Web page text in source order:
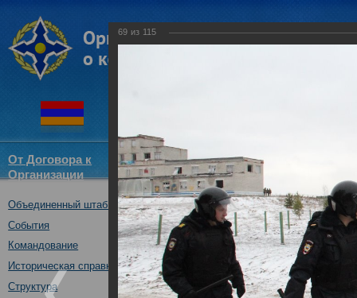
От Договора к
Организации
Структура
ОДКБ
Новости
Объединенный штаб ОДКБ
События
Командование
Историческая справка
Структура
Тренировка практических
ОДКБ в ходе учения
30.10.2018
69 из 115